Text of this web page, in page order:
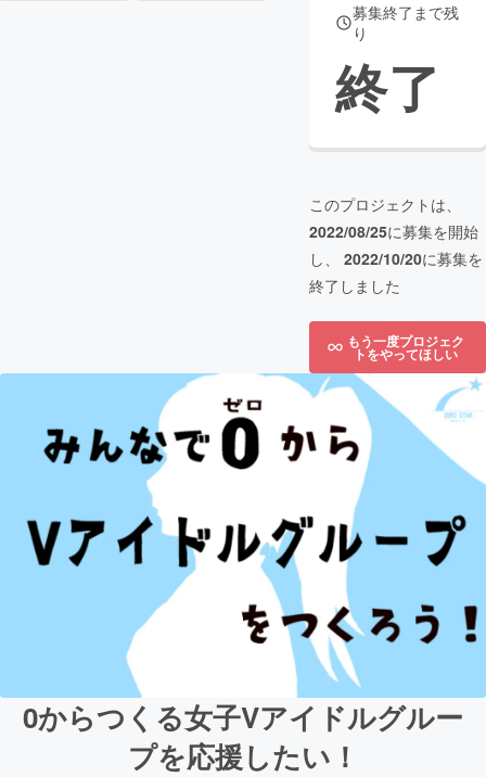
募集終了まで残
り
終了
このプロジェクトは、
2022/08/25に募集を開始
し、 2022/10/20に募集を
終了しました
もう一度プロジェク
トをやってほしい
0からつくる女子Vアイドルグルー
プを応援したい！